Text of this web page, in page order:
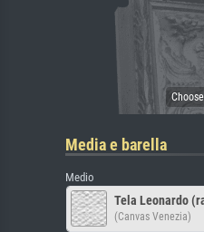
Media e barella
Medio
Tela Leonardo
(Canvas Venezia)